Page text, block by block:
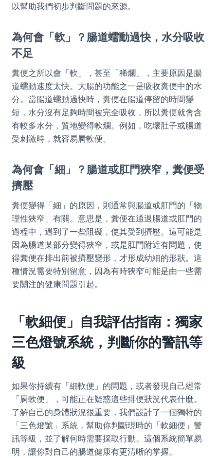
以幫助我們初步判斷問題的來源。
為何會「軟」？腸道蠕動過快，水分吸收
不足
糞便之所以會「軟」，甚至「稀爛」，主要原因是腸
道蠕動速度太快。大腸的功能之一是吸收糞便中的水
分。當腸道蠕動過快時，糞便在腸道停留的時間變
短，水分沒有足夠時間被完全吸收，所以糞便就會含
有較多水分，質地變得軟爛。例如，吃壞肚子或腸道
受刺激時，就容易屙軟便。
為何會「細」？腸道或肛門狹窄，糞便受
擠壓
糞便變得「細」的原因，則通常與腸道或肛門的「物
理性狹窄」有關。意思是，糞便在通過腸道或肛門的
過程中，遇到了一些阻礙，使其受到擠壓。這可能是
因為腸道某部分變得狹窄，或是肛門附近有問題，使
得糞便在排出前被擠壓變形，才形成幼細的形狀。這
種情況需要特別留意，因為有時狹窄可能是由一些需
要關注的健康問題引起。
「軟細便」自我評估指南：獨家
三色燈號系統，判斷你的警訊等
級
如果你持續有「細軟便」的問題，或者發現自己經常
「屙軟便」，可能正在疑惑這些排便狀況代表什麼。
了解自己的身體狀況很重要，我們設計了一個獨特的
「三色燈號」系統，幫助你判斷現時的「軟細便」警
訊等級，並了解何時需要採取行動。這個系統簡單易
明，讓你對自己的腸道健康有更清晰的掌握。